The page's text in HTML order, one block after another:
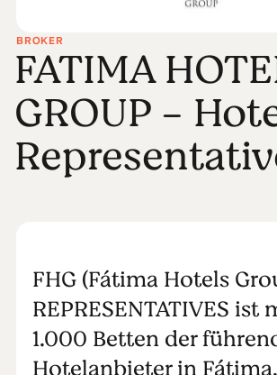
BROKER
FATIMA
GROUP -
FHG (Fátima Hotels
REPRESENTATIVES ist
1.000 Betten der